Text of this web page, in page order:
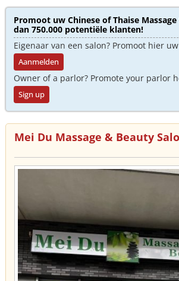
Promoot uw Chinese of Thaise
dan 750.000 potentiële klanten!
Eigenaar van een salon? Promoot hier
Aanmelden
Owner of a parlor? Promote your parlor
Sign up
Mei Du Massage & Beauty